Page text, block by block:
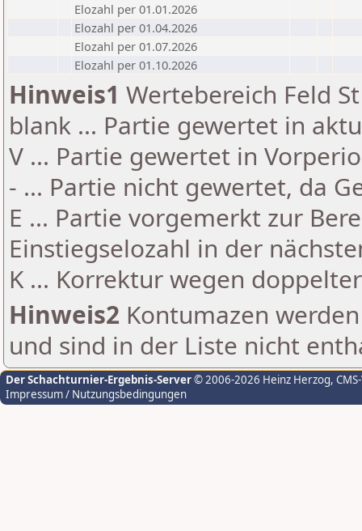
Elozahl per 01.01.2026
Elozahl per 01.04.2026
Elozahl per 01.07.2026
Elozahl per 01.10.2026
Hinweis1 Wertebereich Feld
blank ... Partie gewertet in
V ... Partie gewertet in
- ... Partie nicht gewertet, da
E ... Partie vorgemerkt zur
Einstiegselozahl in der
K ... Korrektur wegen
Hinweis2 Kontumazen
und sind in der Liste nicht
Der Schachturnier-Ergebnis-Server© 2006-2026 Heinz Herzog,
Impressum / Nutzungsbedingungen